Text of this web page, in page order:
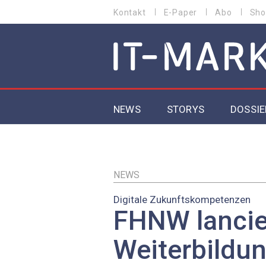
zum
MENU
Kontakt E-Paper Abo
MAIN NAVIGATION
NEWS STORYS
EU-
NEWS
Digitale Zukunftskompetenzen
FHNW